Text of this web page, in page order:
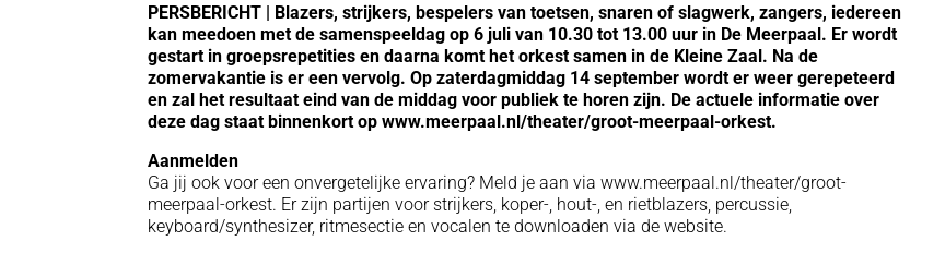
PERSBERICHT | Blazers, strijkers, bespelers van toetsen, snaren of slagwerk, zangers, iedereen
kan meedoen met de samenspeeldag op 6 juli van 10.30 tot 13.00 uur in De Meerpaal. Er wordt
gestart in groepsrepetities en daarna komt het orkest samen in de Kleine Zaal. Na de
zomervakantie is er een vervolg. Op zaterdagmiddag 14 september wordt er weer gerepeteerd
en zal het resultaat eind van de middag voor publiek te horen zijn. De actuele informatie over
deze dag staat binnenkort op www.meerpaal.nl/theater/groot-meerpaal-orkest.
Aanmelden
Ga jij ook voor een onvergetelijke ervaring? Meld je aan via www.meerpaal.nl/theater/groot-
meerpaal-orkest. Er zijn partijen voor strijkers, koper-, hout-, en rietblazers, percussie,
keyboard/synthesizer, ritmesectie en vocalen te downloaden via de website.